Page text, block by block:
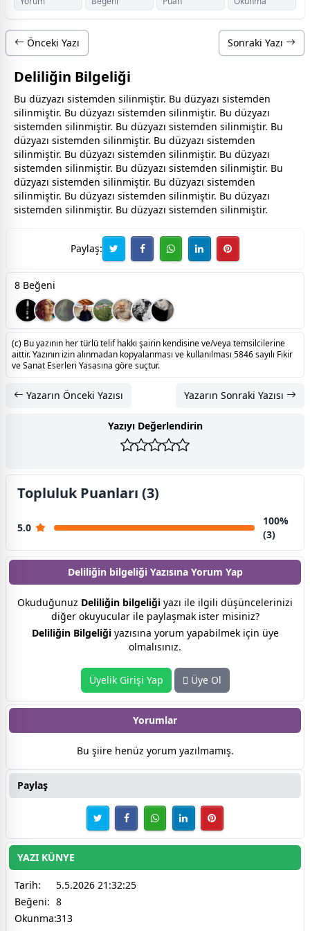
Önceki Yazı Sonraki Yazı
Deliliğin Bilgeliği
Bu düzyazı sistemden silinmiştir. Bu düzyazı sistemden
silinmiştir. Bu düzyazı sistemden silinmiştir. Bu düzyazı
sistemden silinmiştir. Bu düzyazı sistemden silinmiştir. Bu
düzyazı sistemden silinmiştir. Bu düzyazı sistemden
silinmiştir. Bu düzyazı sistemden silinmiştir. Bu düzyazı
sistemden silinmiştir. Bu düzyazı sistemden silinmiştir. Bu
düzyazı sistemden silinmiştir. Bu düzyazı sistemden
silinmiştir. Bu düzyazı sistemden silinmiştir. Bu düzyazı
sistemden silinmiştir. Bu düzyazı sistemden silinmiştir.
Paylaş:
8 Beğeni
(c) Bu yazının her türlü telif hakkı şairin kendisine ve/veya temsilcilerine
aittir. Yazının izin alınmadan kopyalanması ve kullanılması 5846 sayılı Fikir
ve Sanat Eserleri Yasasına göre suçtur.
Yazarın Önceki Yazısı Yazarın Sonraki Yazısı
Yazıyı Değerlendirin
Topluluk Puanları (3)
5.0
100%
(3)
Deliliğin bilgeliği Yazısına Yorum Yap
Okuduğunuz Deliliğin bilgeliği yazı ile ilgili düşüncelerinizi
diğer okuyucular ile paylaşmak ister misiniz?
Deliliğin Bilgeliğiyazısına yorum yapabilmek için üye
olmalısınız.
Üyelik Girişi Yap Üye Ol
Yorumlar
Bu şiire henüz yorum yazılmamış.
Paylaş
YAZI KÜNYE
Tarih:
5.5.2026 21:32:25
Beğeni: 8
Okunma:313